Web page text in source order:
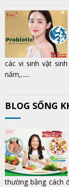
các vi sinh vật
nấm,......
BLOG SỐNG
thường bằng cách